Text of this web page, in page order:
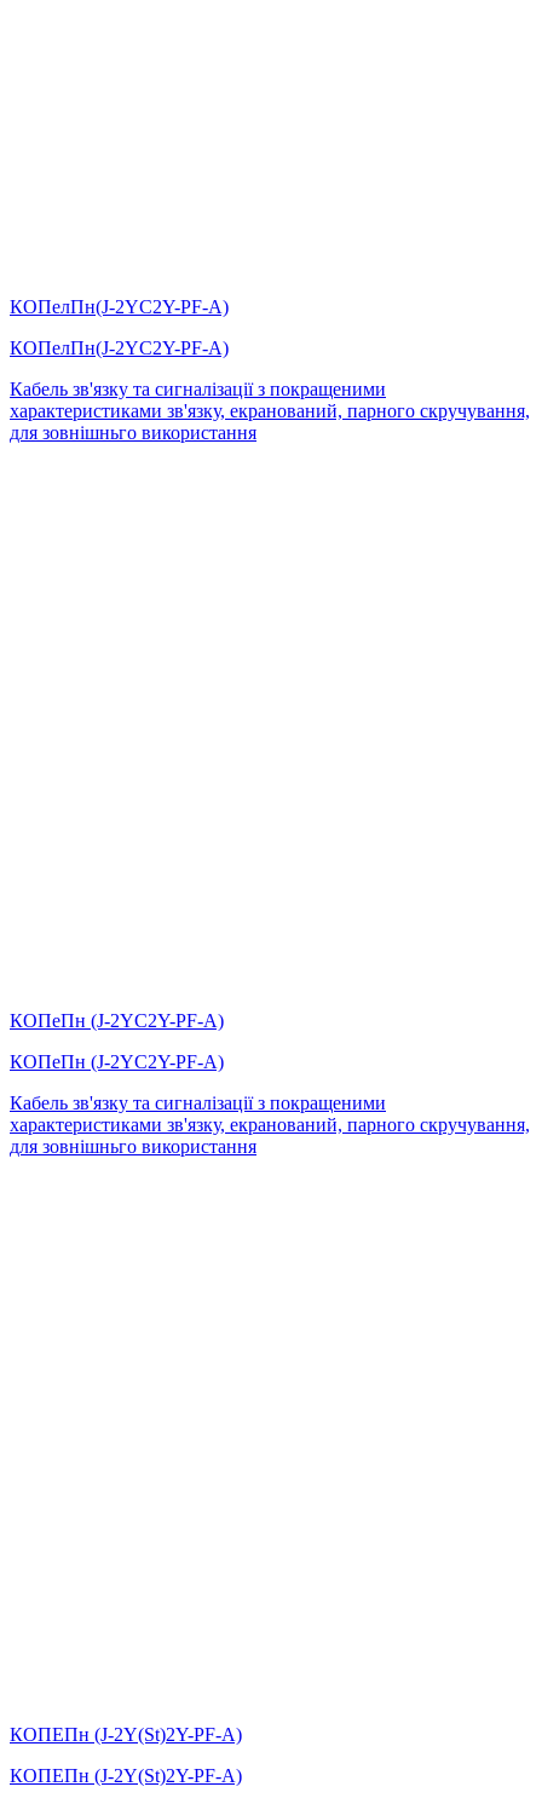
КОПелПн(J-2YC2Y-PF-А)
КОПелПн(J-2YC2Y-PF-А)
Кабель зв'язку та сигналізації з покращеними
характеристиками зв'язку, екранований, парного скручування,
для зовнішньго використання
КОПеПн (J-2YC2Y-PF-А)
КОПеПн (J-2YC2Y-PF-А)
Кабель зв'язку та сигналізації з покращеними
характеристиками зв'язку, екранований, парного скручування,
для зовнішньго використання
КОПЕПн (J-2Y(St)2Y-PF-А)
КОПЕПн (J-2Y(St)2Y-PF-А)